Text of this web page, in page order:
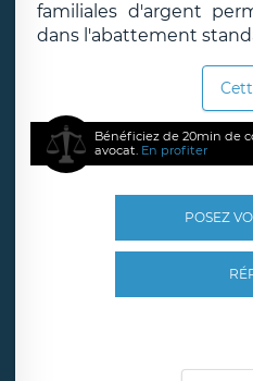
familiales d'argent
dans l'abattement
Bénéficiez de 20min de
avocat. En profiter
POSEZ